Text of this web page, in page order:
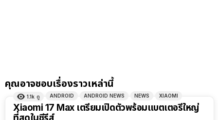
คุณอาจชอบเรื่องราวเหล่านี้
1.1k ดู ANDROID ANDROID NEWS NEWS XIAOMI
Xiaomi 17 Max เตรียมเปิดตัวพร้อมแบตเตอรี่ใหญ่
ที่สุดในซีรีส์